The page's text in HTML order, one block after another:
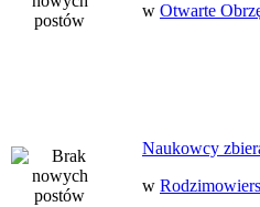
w Otwarte
Naukowcy
w